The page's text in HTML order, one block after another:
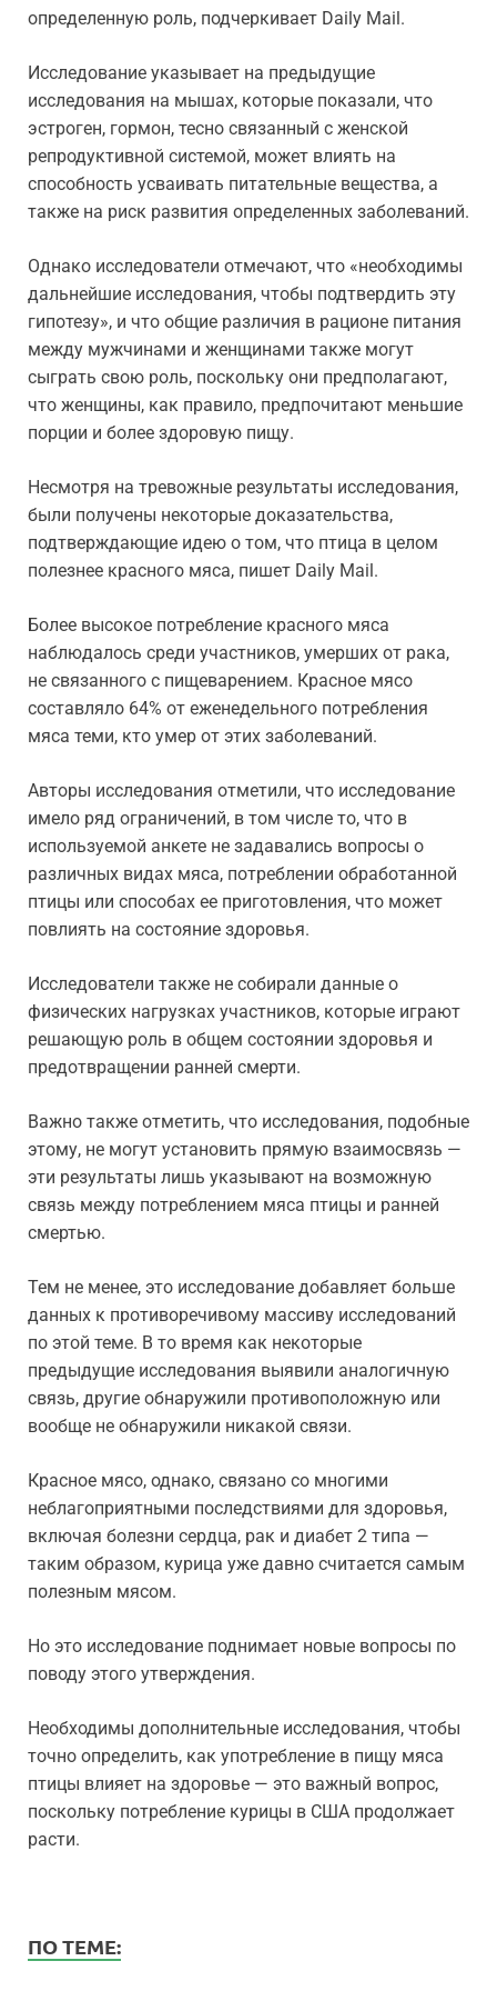
определенную роль, подчеркивает Daily Mail.
Исследование указывает на предыдущие
исследования на мышах, которые показали, что
эстроген, гормон, тесно связанный с женской
репродуктивной системой, может влиять на
способность усваивать питательные вещества, а
также на риск развития определенных заболеваний.
Однако исследователи отмечают, что «необходимы
дальнейшие исследования, чтобы подтвердить эту
гипотезу», и что общие различия в рационе питания
между мужчинами и женщинами также могут
сыграть свою роль, поскольку они предполагают,
что женщины, как правило, предпочитают меньшие
порции и более здоровую пищу.
Несмотря на тревожные результаты исследования,
были получены некоторые доказательства,
подтверждающие идею о том, что птица в целом
полезнее красного мяса, пишет Daily Mail.
Более высокое потребление красного мяса
наблюдалось среди участников, умерших от рака,
не связанного с пищеварением. Красное мясо
составляло 64% от еженедельного потребления
мяса теми, кто умер от этих заболеваний.
Авторы исследования отметили, что исследование
имело ряд ограничений, в том числе то, что в
используемой анкете не задавались вопросы о
различных видах мяса, потреблении обработанной
птицы или способах ее приготовления, что может
повлиять на состояние здоровья.
Исследователи также не собирали данные о
физических нагрузках участников, которые играют
решающую роль в общем состоянии здоровья и
предотвращении ранней смерти.
Важно также отметить, что исследования, подобные
этому, не могут установить прямую взаимосвязь —
эти результаты лишь указывают на возможную
связь между потреблением мяса птицы и ранней
смертью.
Тем не менее, это исследование добавляет больше
данных к противоречивому массиву исследований
по этой теме. В то время как некоторые
предыдущие исследования выявили аналогичную
связь, другие обнаружили противоположную или
вообще не обнаружили никакой связи.
Красное мясо, однако, связано со многими
неблагоприятными последствиями для здоровья,
включая болезни сердца, рак и диабет 2 типа —
таким образом, курица уже давно считается самым
полезным мясом.
Но это исследование поднимает новые вопросы по
поводу этого утверждения.
Необходимы дополнительные исследования, чтобы
точно определить, как употребление в пищу мяса
птицы влияет на здоровье — это важный вопрос,
поскольку потребление курицы в США продолжает
расти.
ПО ТЕМЕ: